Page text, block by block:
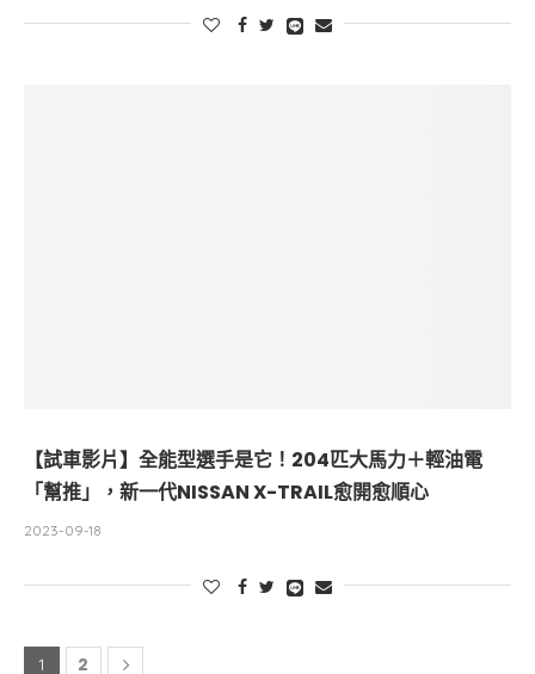
【試車影片】全能型選手是它！204匹大馬力＋輕油電
「幫推」，新一代NISSAN X-TRAIL愈開愈順心
2023-09-18
1 2